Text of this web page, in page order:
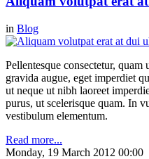
in Blog
Pellentesque consectetur, quam
gravida augue, eget imperdiet
ut neque ut nibh laoreet
purus, ut scelerisque quam. In
vestibulum elementum.
Read more...
Monday, 19 March 2012 00:00